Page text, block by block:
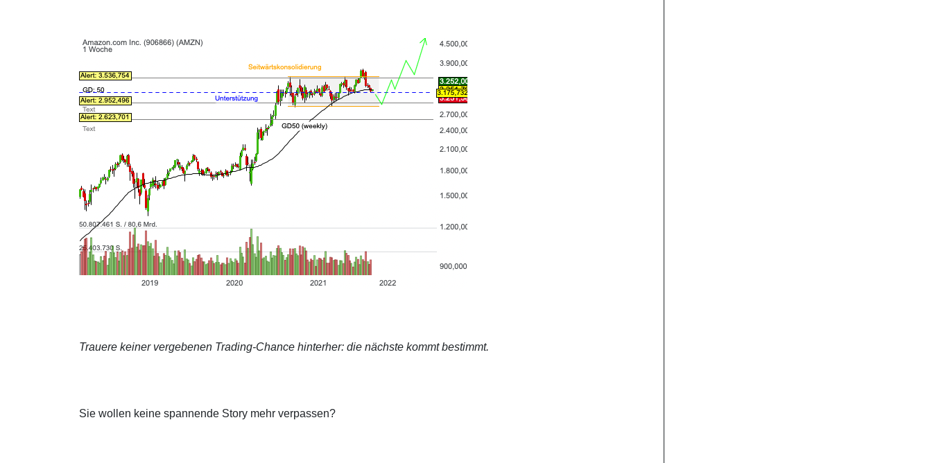
Trauere keiner vergebenen Trading-Chance hinterher: die nächste kommt bestimmt.
Sie wollen keine spannende Story mehr verpassen?